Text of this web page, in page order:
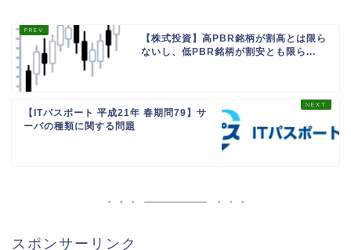
【株式投資】高PBR銘柄が割高とは限ら
ないし、低PBR銘柄が割安とも限ら...
【ITパスポート 平成21年 春期問79】サ
ーバの種類に関する問題
スポンサーリンク